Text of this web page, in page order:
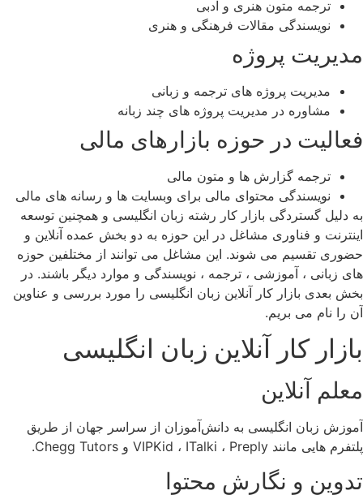
ترجمه متون هنری و ادبی
نویسندگی مقالات فرهنگی و هنری
مدیریت پروژه
مدیریت پروژه‌ های ترجمه و زبانی
مشاوره در مدیریت پروژه‌ های چند زبانه
فعالیت در حوزه بازارهای مالی
ترجمه گزارش ‌ها و متون مالی
نویسندگی محتوای مالی برای وبسایت ‌ها و رسانه ‌های مالی
به دلیل گستردگی بازار کار رشته زبان انگلیسی و همچنین توسعه
اینترنت و فناوری مشاغل در این حوزه به دو بخش عمده آنلاین و
حضوری تقسیم می شوند. این مشاغل می ‌توانند از مختلفین حوزه
‌های زبانی ، آموزشی ، ترجمه ، نویسندگی و موارد دیگر باشند. در
بخش بعدی بازار کار آنلاین زبان انگلیسی را مورد بررسی و عناوین
آن را نام می بریم.
بازار کار آنلاین زبان انگلیسی
معلم آنلاین
آموزش زبان انگلیسی به دانش‌آموزان از سراسر جهان از طریق
پلتفرم‌ هایی مانند VIPKid ، ITalki ، Preply و Chegg Tutors.
تدوین و نگارش محتوا